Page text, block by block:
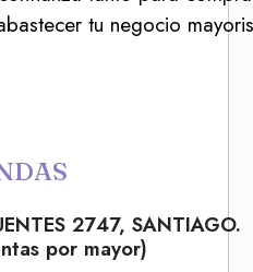
tu negocio
2747, SANTIAGO.
por mayor)